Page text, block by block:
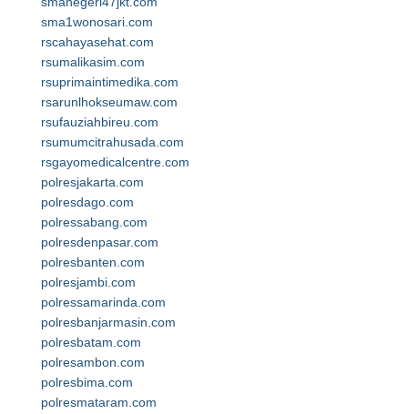
sma1wonosari.com
rscahayasehat.com
rsumalikasim.com
rsuprimaintimedika.com
rsarunlhokseumaw.com
rsufauziahbireu.com
rsumumcitrahusada.com
rsgayomedicalcentre.com
polresjakarta.com
polresdago.com
polressabang.com
polresdenpasar.com
polresbanten.com
polresjambi.com
polressamarinda.com
polresbanjarmasin.com
polresbatam.com
polresambon.com
polresbima.com
polresmataram.com